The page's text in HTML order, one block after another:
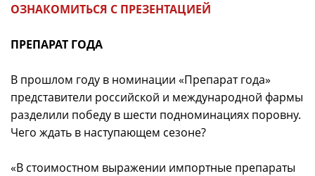
ОЗНАКОМИТЬСЯ С ПРЕЗЕНТАЦИЕЙ
ПРЕПАРАТ ГОДА
В прошлом году в номинации «Препарат года»
представители российской и международной фармы
разделили победу в шести подноминациях поровну.
Чего ждать в наступающем сезоне?
«В стоимостном выражении импортные препараты